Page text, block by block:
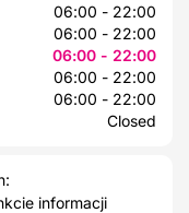
06:00 - 22:00
06:00 - 22:00
06:00 - 22:00
06:00 - 22:00
06:00 - 22:00
Closed
informacji